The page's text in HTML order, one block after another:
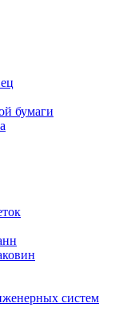
бумаги
систем